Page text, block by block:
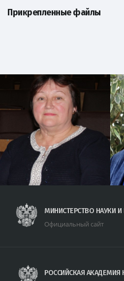
Прикрепленные файлы
МИНИСТЕРСТВО НАУКИ
Официальный сайт
РОССИЙСКАЯ АКАДЕМИЯ